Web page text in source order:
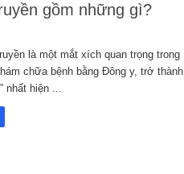
gồm những gì?
là một mắt xích quan trọng trong
chữa bệnh bằng Đông y, trở thành
nhất hiện ...